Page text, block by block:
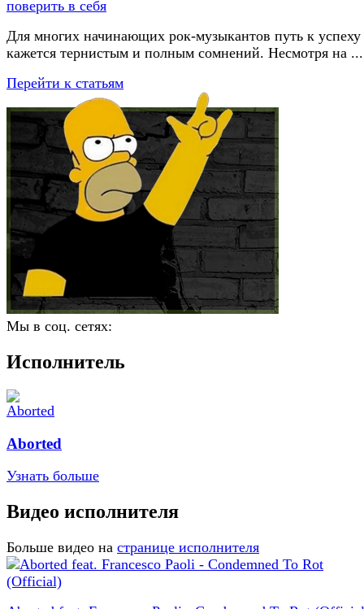
Для многих начинающих рок-музыкантов путь к успеху
кажется тернистым и полным сомнений. Несмотря на ...
Перейти к статьям
Мы в соц. сетях:
Исполнитель
Aborted
Узнать больше
Видео исполнителя
Больше видео на странице исполнителя